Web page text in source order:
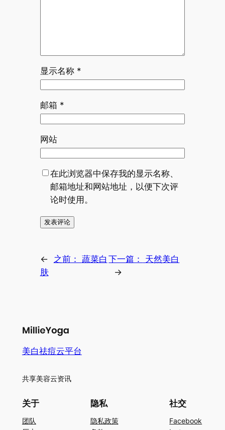
显示名称 *
邮箱 *
网站
在此浏览器中保存我的显示名称、
邮箱地址和网站地址，以便下次评
论时使用。
← 之前： 蔬菜白
肤
下一篇：
天然美白
→
美白祛痘云平台
共享美容云资讯
关于
团队
隐私
隐私政策
社交
Facebook